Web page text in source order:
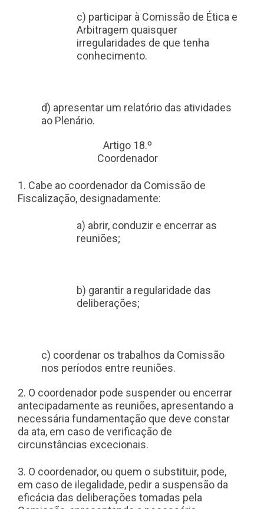
c) participar à Comissão de Ética e
Arbitragem quaisquer
irregularidades de que tenha
conhecimento.
d) apresentar um relatório das atividades
ao Plenário.
Artigo 18.º
Coordenador
1. Cabe ao coordenador da Comissão de
Fiscalização, designadamente:
a) abrir, conduzir e encerrar as
reuniões;
b) garantir a regularidade das
deliberações;
c) coordenar os trabalhos da Comissão
nos períodos entre reuniões.
2. O coordenador pode suspender ou encerrar
antecipadamente as reuniões, apresentando a
necessária fundamentação que deve constar
da ata, em caso de verificação de
circunstâncias excecionais.
3. O coordenador, ou quem o substituir, pode,
em caso de ilegalidade, pedir a suspensão da
eficácia das deliberações tomadas pela